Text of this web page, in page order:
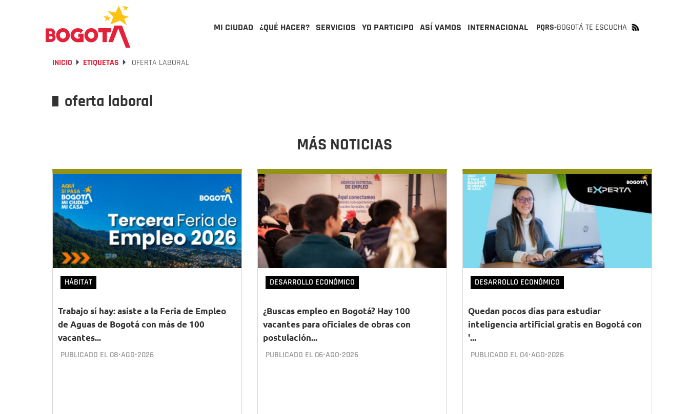
MI CIUDAD ¿QUÉ HACER? SERVICIOS YO PARTICIPO ASÍ VAMOS INTERNACIONAL PQRS-BOGOTÁ TE ESCUCHA
INICIO ETIQUETAS OFERTA LABORAL
oferta laboral
MÁS NOTICIAS
HÁBITAT
Trabajo sí hay: asiste a la Feria de Empleo
de Aguas de Bogotá con más de 100
vacantes...
PUBLICADO EL 08•AGO•2026
DESARROLLO ECONÓMICO
¿Buscas empleo en Bogotá? Hay 100
vacantes para oficiales de obras con
postulación...
PUBLICADO EL 06•AGO•2026
DESARROLLO ECONÓMICO
Quedan pocos días para estudiar
inteligencia artificial gratis en Bogotá con
'...
PUBLICADO EL 04•AGO•2026